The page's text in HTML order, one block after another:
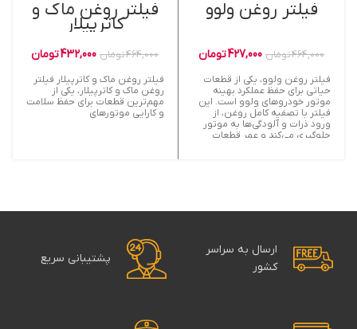
فیلتر روغن ولوو
464,000تومان 427,000تومان
فیلتر روغن ولوو، یکی از قطعات
حیاتی برای حفظ عملکرد بهینه
موتور خودروهای ولوو است. این
فیلتر با تصفیه کامل روغن، از
ورود ذرات و آلودگی‌ها به موتور
جلوگیری می‌کند و عمر قطعات
معتبر، بهترین راه برای حفظ سلامت
فیلتر روغن ماک و
کاترپیلار
464,000تومان 432,000تومان
فیلتر روغن ماک و کاترپیلار فیلتر
روغن ماک و کاترپیلار، یکی از
مهم‌ترین قطعات برای حفظ سلامت
و کارایی موتورهای
ارسال به سراسر
کشور
پشتیبانی سریع